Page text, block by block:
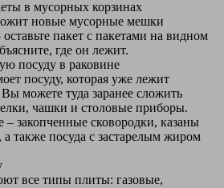
в мусорных корзинах
новые мусорные мешки
пакет с пакетами на видном
где он лежит.
посуду в раковине
посуду, которая уже лежит
можете туда заранее сложить
чашки и столовые приборы.
закопченные сковородки, казаны
также посуда с застарелым жиром
все типы плиты: газовые,